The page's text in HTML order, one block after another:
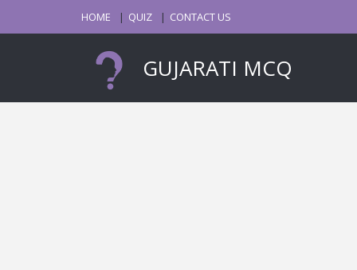
HOME QUIZ CONTACT US
GUJARATI MCQ